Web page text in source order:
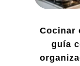
Cocinar
guía